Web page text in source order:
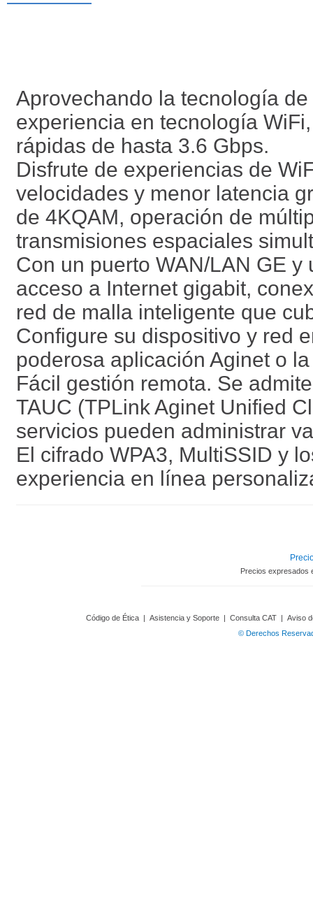
Aprovechando la tecnología
experiencia en tecnología
rápidas de hasta 3.6 Gbps.
Disfrute de experiencias de
velocidades y menor latencia
de 4KQAM, operación de
transmisiones espaciales
Con un puerto WAN/LAN GE
acceso a Internet gigabit,
red de malla inteligente que
Configure su dispositivo y red
poderosa aplicación Aginet o
Fácil gestión remota. Se
TAUC (TPLink Aginet Unified
servicios pueden administrar
El cifrado WPA3, MultiSSID y
experiencia en línea
Precios expresados
Código de Ética | Asistencia y Soporte | Consulta CAT | Aviso
© Derechos